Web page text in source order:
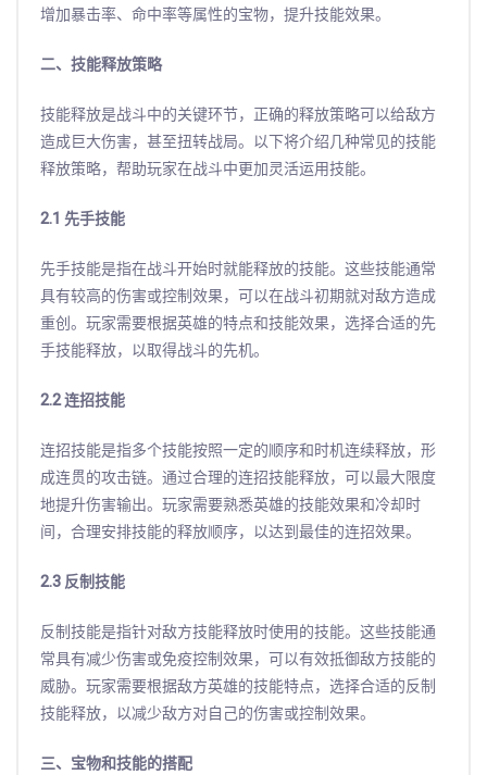
增加暴击率、命中率等属性的宝物，提升技能效果。
二、技能释放策略
技能释放是战斗中的关键环节，正确的释放策略可以给敌方
造成巨大伤害，甚至扭转战局。以下将介绍几种常见的技能
释放策略，帮助玩家在战斗中更加灵活运用技能。
2.1 先手技能
先手技能是指在战斗开始时就能释放的技能。这些技能通常
具有较高的伤害或控制效果，可以在战斗初期就对敌方造成
重创。玩家需要根据英雄的特点和技能效果，选择合适的先
手技能释放，以取得战斗的先机。
2.2 连招技能
连招技能是指多个技能按照一定的顺序和时机连续释放，形
成连贯的攻击链。通过合理的连招技能释放，可以最大限度
地提升伤害输出。玩家需要熟悉英雄的技能效果和冷却时
间，合理安排技能的释放顺序，以达到最佳的连招效果。
2.3 反制技能
反制技能是指针对敌方技能释放时使用的技能。这些技能通
常具有减少伤害或免疫控制效果，可以有效抵御敌方技能的
威胁。玩家需要根据敌方英雄的技能特点，选择合适的反制
技能释放，以减少敌方对自己的伤害或控制效果。
三、宝物和技能的搭配